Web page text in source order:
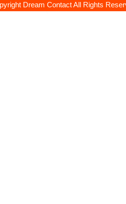
Dream Contact All Rights